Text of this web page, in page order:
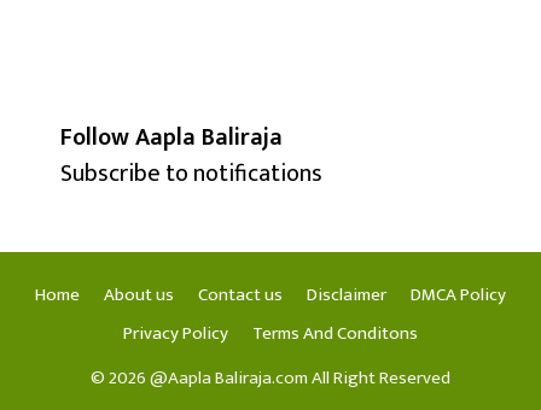
Follow Aapla Baliraja
Subscribe to notifications
Home About us Contact us Disclaimer
DMCA Policy
Privacy Policy
Terms And Conditons
© 2026 @Aapla Baliraja.com All Right Reserved